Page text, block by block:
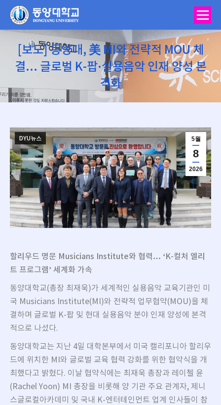
[보도] 동양대, 美 MI와 전략적 MOU 체
결… 글로벌 K-팝·실용음악 인재 양성 본
격화
You are here:
5월
8
2026
DYU뉴스
할리우드 명문 Musicians Institute와 협력… ‘K-컬처 엘리
트 프로그램’ 세계화 가속
동양대학교(총장 최재욱)가 세계적인 실용음악 교육기관인 미
국 Musicians Institute(MI)와 전략적 업무협약(MOU)을 체
결하며 글로벌 K-팝 및 현대 실용음악 분야 인재 양성에 본격
적으로 나섰다.
동양대학교는 지난 4일 대학본부에서 미국 캘리포니아 할리우
드에 위치한 MI와 글로벌 교육 협력 강화를 위한 협약식을 개
최했다고 밝혔다. 이날 협약식에는 최재욱 총장과 레이첼 윤
(Rachel Yoon) MI 총장을 비롯해 양 기관 주요 관계자, 제니
스글로컬아카데미 및 국내 K-엔터테인먼트 업계 인사들이 참